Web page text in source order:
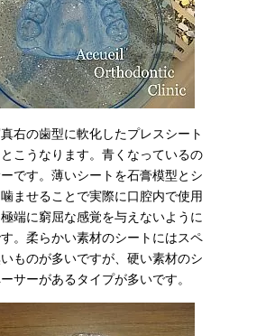
右の歯型に軟化したプレスシート
こうなります。青くなっているの
です。薄いシートを石膏模型とシ
ませることで実際に口腔内で使用
端に窮屈な感覚を与えないように
。柔らかい素材のシートにはスペ
ものが多いですが、硬い素材のシ
サーがあるタイプが多いです。